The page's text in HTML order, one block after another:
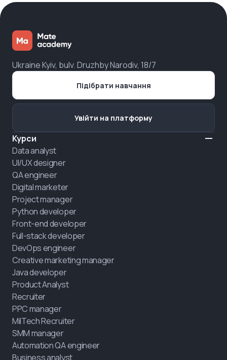
Ukraine Kyiv, bulv. Druzhby Narodiv, 18/7
Курси
Data analyst
UI/UX designer
QA engineer
Digital marketer
Project manager
Python developer
Front-end developer
Full-stack developer
DevOps engineer
Creative marketing manager
Java developer
Product Analyst
Recruiter
PPC manager
MilTech Recruiter
SMM manager
Automation QA engineer
Business analyst
Підібрати навчання
Увійти на платформу